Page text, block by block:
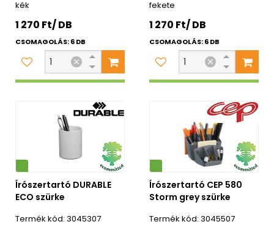
kék
1 270 Ft/ DB
CSOMAGOLÁS: 6 DB
fekete
1 270 Ft/ DB
CSOMAGOLÁS: 6 DB
Írószertartó DURABLE
ECO szürke
3045307
Környezetbarát
Írószertartó CEP 580
Storm grey szürke
3045507